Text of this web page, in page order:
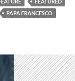
FEATURED
PAPA FRANCESCO